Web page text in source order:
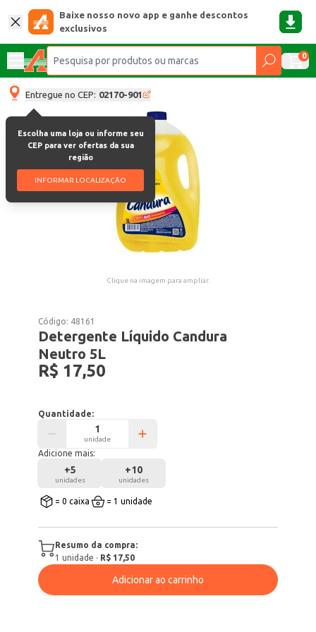
Baixe nosso novo app e ganhe descontos
exclusivos
0
Entregue no CEP: 02170-901
Escolha uma loja ou informe seu
CEP para ver ofertas da sua
região
INFORMAR LOCALIZAÇÃO
Clique na imagem para ampliar.
Código: 48161
Detergente Líquido Candura
Neutro 5L
R$ 17,50
Quantidade:
unidade
Adicione mais:
+5
unidades
+10
unidades
= 0 caixa = 1 unidade
Resumo da compra:
1 unidade · R$ 17,50
Adicionar ao carrinho